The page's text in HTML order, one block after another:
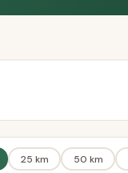
25 km 50 km